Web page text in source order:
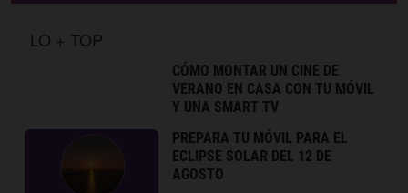
LO + TOP
CÓMO MONTAR UN CINE DE
VERANO EN CASA CON TU MÓVIL
Y UNA SMART TV
PREPARA TU MÓVIL PARA EL
ECLIPSE SOLAR DEL 12 DE
AGOSTO